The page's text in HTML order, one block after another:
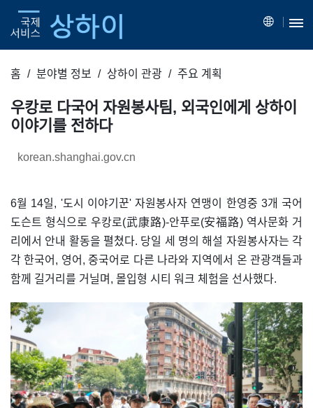
홈 분야별 정보 상하이 관광 주요 계획
우캉로 다국어 자원봉사팀, 외국인에게 상하이
이야기를 전하다​
korean.shanghai.gov.cn
6월 14일, '도시 이야기꾼' 자원봉사자 연맹이 한영중 3개 국어
도슨트 형식으로 우캉로(武康路)-안푸로(安福路) 역사문화 거
리에서 안내 활동을 펼쳤다. 당일 세 명의 해설 자원봉사자는 각
각 한국어, 영어, 중국어로 다른 나라와 지역에서 온 관광객들과
함께 길거리를 거닐며, 몰입형 시티 워크 체험을 선사했다.